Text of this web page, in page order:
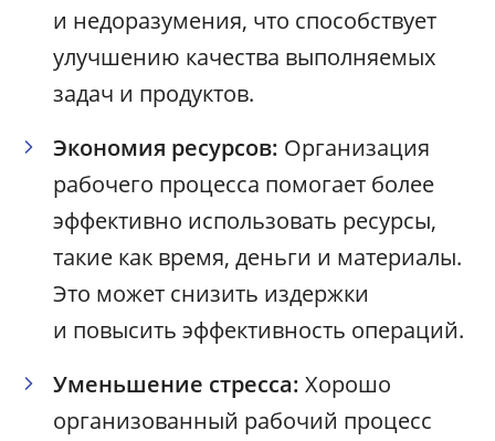
и недоразумения, что способствует
улучшению качества выполняемых
задач и продуктов.
Экономия ресурсов: Организация
рабочего процесса помогает более
эффективно использовать ресурсы,
такие как время, деньги и материалы.
Это может снизить издержки
и повысить эффективность операций.
Уменьшение стресса: Хорошо
организованный рабочий процесс